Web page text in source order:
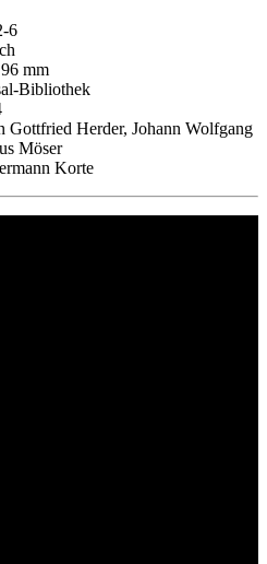
6
mm
Bibliothek
Gottfried Herder, Johann Wolfgang
Möser
Korte